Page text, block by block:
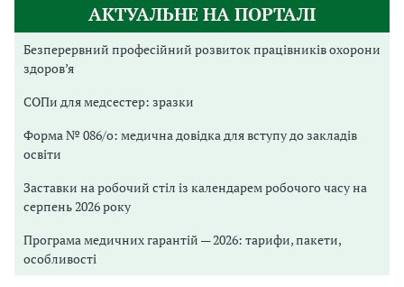
АКТУАЛЬНЕ НА ПОРТАЛІ
Безперервний професійний розвиток працівників охорони
здоров’я
СОПи для медсестер: зразки
Форма № 086/о: медична довідка для вступу до закладів
освіти
Заставки на робочий стіл із календарем робочого часу на
серпень 2026 року
Програма медичних гарантій — 2026: тарифи, пакети,
особливості